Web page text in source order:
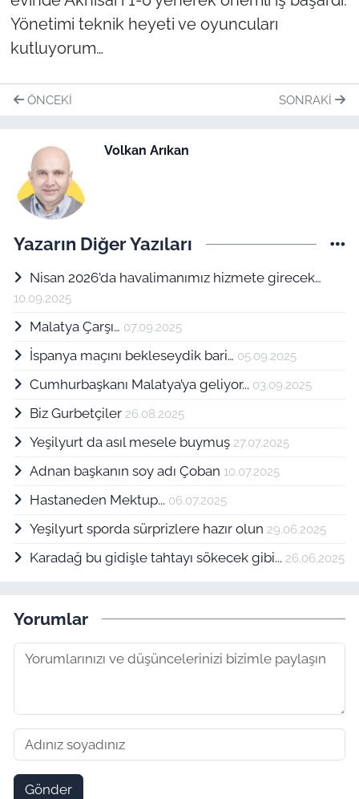
Yönetimi teknik heyeti ve oyuncuları
kutluyorum…
ÖNCEKI SONRAKI
Volkan Arıkan
Yazarın Diğer Yazıları
Nisan 2026’da havalimanımız hizmete girecek…
10.09.2025
Malatya Çarşı… 07.09.2025
İspanya maçını bekleseydik bari… 05.09.2025
Cumhurbaşkanı Malatya’ya geliyor... 03.09.2025
Biz Gurbetçiler 26.08.2025
Yeşilyurt da asıl mesele buymuş 27.07.2025
Adnan başkanın soy adı Çoban 10.07.2025
Hastaneden Mektup... 06.07.2025
Yeşilyurt sporda sürprizlere hazır olun 29.06.2025
Karadağ bu gidişle tahtayı sökecek gibi... 26.06.2025
Yorumlar
Gönder